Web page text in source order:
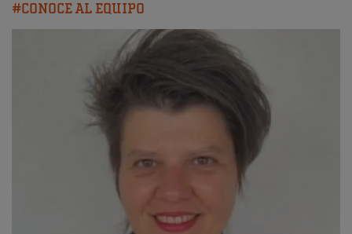
CONOCE AL EQUIPO